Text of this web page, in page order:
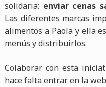
solidaria: enviar cenas
Las diferentes marcas
alimentos a Paola y ella
menús y distribuirlos.
Colaborar con esta
hace falta entrar en la